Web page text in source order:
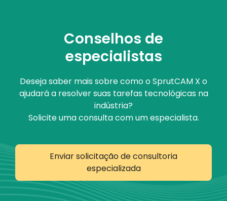
Conselhos de
especialistas
Deseja saber mais sobre como o SprutCAM X o
ajudará a resolver suas tarefas tecnológicas na
indústria?
Solicite uma consulta com um especialista.
Enviar solicitação de consultoria
especializada